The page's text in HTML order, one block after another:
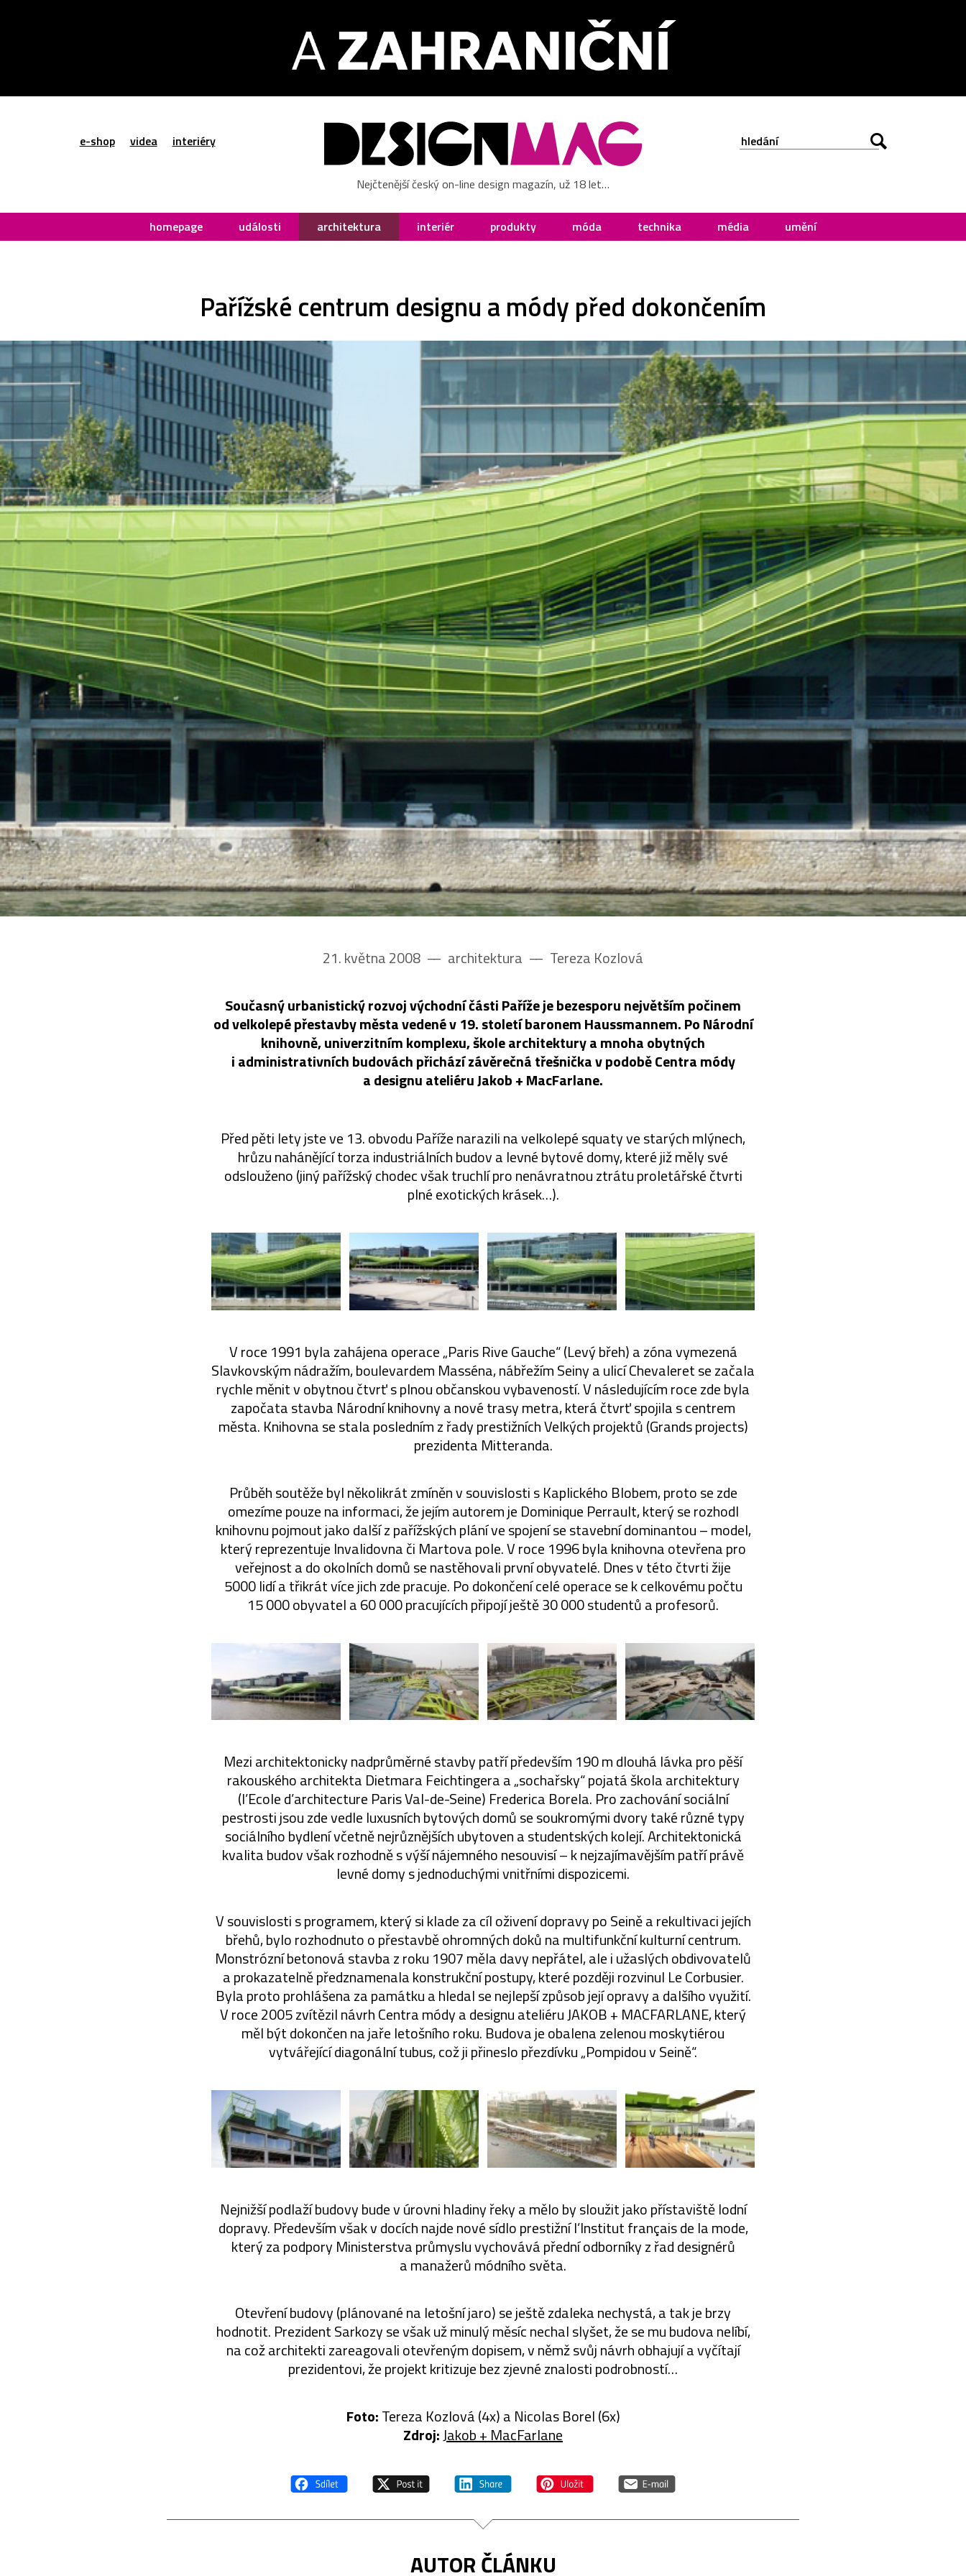
e-shop videa interiéry
Nejčtenější český on-line design magazín, už 18 let…
homepage události architektura interiér produkty móda technika média umění
Pařížské centrum designu a módy před dokončením
21. května 2008 –– architektura –– Tereza Kozlová
Současný urbanistický rozvoj východní části Paříže je bezesporu největším počinem
od velkolepé přestavby města vedené v 19. století baronem Haussmannem. Po Národní
knihovně, univerzitním komplexu, škole architektury a mnoha obytných
i administrativních budovách přichází závěrečná třešnička v podobě Centra módy
a designu ateliéru Jakob + MacFarlane.
Před pěti lety jste ve 13. obvodu Paříže narazili na velkolepé squaty ve starých mlýnech,
hrůzu nahánějící torza industriálních budov a levné bytové domy, které již měly své
odslouženo (jiný pařížský chodec však truchlí pro nenávratnou ztrátu proletářské čtvrti
plné exotických krásek…).
V roce 1991 byla zahájena operace „Paris Rive Gauche“ (Levý břeh) a zóna vymezená
Slavkovským nádražím, boulevardem Masséna, nábřežím Seiny a ulicí Chevaleret se začala
rychle měnit v obytnou čtvrť s plnou občanskou vybaveností. V následujícím roce zde byla
započata stavba Národní knihovny a nové trasy metra, která čtvrť spojila s centrem
města. Knihovna se stala posledním z řady prestižních Velkých projektů (Grands projects)
prezidenta Mitteranda.
Průběh soutěže byl několikrát zmíněn v souvislosti s Kaplického Blobem, proto se zde
omezíme pouze na informaci, že jejím autorem je Dominique Perrault, který se rozhodl
knihovnu pojmout jako další z pařížských plání ve spojení se stavební dominantou – model,
který reprezentuje Invalidovna či Martova pole. V roce 1996 byla knihovna otevřena pro
veřejnost a do okolních domů se nastěhovali první obyvatelé. Dnes v této čtvrti žije
5000 lidí a třikrát více jich zde pracuje. Po dokončení celé operace se k celkovému počtu
15 000 obyvatel a 60 000 pracujících připojí ještě 30 000 studentů a profesorů.
Mezi architektonicky nadprůměrné stavby patří především 190 m dlouhá lávka pro pěší
rakouského architekta Dietmara Feichtingera a „sochařsky“ pojatá škola architektury
(l’Ecole d’architecture Paris Val-de-Seine) Frederica Borela. Pro zachování sociální
pestrosti jsou zde vedle luxusních bytových domů se soukromými dvory také různé typy
sociálního bydlení včetně nejrůznějších ubytoven a studentských kolejí. Architektonická
kvalita budov však rozhodně s výší nájemného nesouvisí – k nejzajímavějším patří právě
levné domy s jednoduchými vnitřními dispozicemi.
V souvislosti s programem, který si klade za cíl oživení dopravy po Seině a rekultivaci jejích
břehů, bylo rozhodnuto o přestavbě ohromných doků na multifunkční kulturní centrum.
Monstrózní betonová stavba z roku 1907 měla davy nepřátel, ale i užaslých obdivovatelů
a prokazatelně předznamenala konstrukční postupy, které později rozvinul Le Corbusier.
Byla proto prohlášena za památku a hledal se nejlepší způsob její opravy a dalšího využití.
V roce 2005 zvítězil návrh Centra módy a designu ateliéru JAKOB + MACFARLANE, který
měl být dokončen na jaře letošního roku. Budova je obalena zelenou moskytiérou
vytvářející diagonální tubus, což ji přineslo přezdívku „Pompidou v Seině“.
Nejnižší podlaží budovy bude v úrovni hladiny řeky a mělo by sloužit jako přístaviště lodní
dopravy. Především však v docích najde nové sídlo prestižní l’Institut français de la mode,
který za podpory Ministerstva průmyslu vychovává přední odborníky z řad designérů
a manažerů módního světa.
Otevření budovy (plánované na letošní jaro) se ještě zdaleka nechystá, a tak je brzy
hodnotit. Prezident Sarkozy se však už minulý měsíc nechal slyšet, že se mu budova nelíbí,
na což architekti zareagovali otevřeným dopisem, v němž svůj návrh obhajují a vyčítají
prezidentovi, že projekt kritizuje bez zjevné znalosti podrobností…
Foto:Tereza Kozlová (4x) a Nicolas Borel (6x)
Zdroj:Jakob + MacFarlane
AUTOR ČLÁNKU